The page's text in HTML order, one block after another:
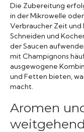
Die Zubereitung
in der Mikrowelle
Verbraucher Zeit und
Schneiden und
der Saucen
mit Champignons
ausgewogene
und Fetten bieten,
macht.
Aromen